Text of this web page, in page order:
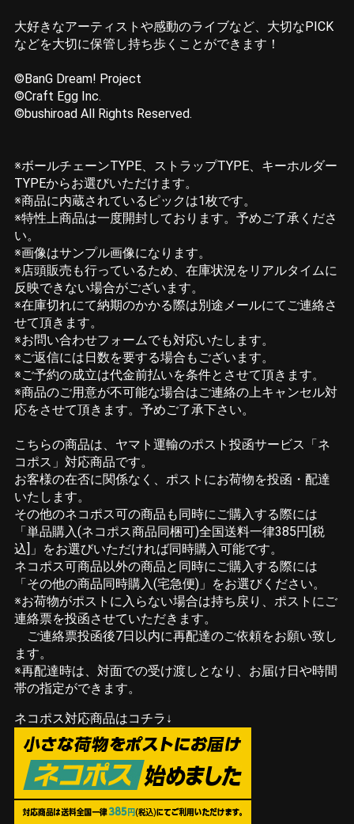
大好きなアーティストや感動のライブなど、大切なPICK
などを大切に保管し持ち歩くことができます！
©BanG Dream! Project
©Craft Egg Inc.
©bushiroad All Rights Reserved.
※ボールチェーンTYPE、ストラップTYPE、キーホルダー
TYPEからお選びいただけます。
※商品に内蔵されているピックは1枚です。
※特性上商品は一度開封しております。予めご了承くださ
い。
※画像はサンプル画像になります。
※店頭販売も行っているため、在庫状況をリアルタイムに
反映できない場合がございます。
※在庫切れにて納期のかかる際は別途メールにてご連絡さ
せて頂きます。
※お問い合わせフォームでも対応いたします。
※ご返信には日数を要する場合もございます。
※ご予約の成立は代金前払いを条件とさせて頂きます。
※商品のご用意が不可能な場合はご連絡の上キャンセル対
応をさせて頂きます。予めご了承下さい。
こちらの商品は、ヤマト運輸のポスト投函サービス「ネ
コポス」対応商品です。
お客様の在否に関係なく、ポストにお荷物を投函・配達
いたします。
その他のネコポス可の商品も同時にご購入する際には
「単品購入(ネコポス商品同梱可)全国送料一律385円[税
込]」をお選びいただければ同時購入可能です。
ネコポス可商品以外の商品と同時にご購入する際には
「その他の商品同時購入(宅急便)」をお選びください。
※お荷物がポストに入らない場合は持ち戻り、ポストにご
連絡票を投函させていただきます。
ご連絡票投函後7日以内に再配達のご依頼をお願い致し
ます。
※再配達時は、対面での受け渡しとなり、お届け日や時間
帯の指定ができます。
ネコポス対応商品はコチラ↓